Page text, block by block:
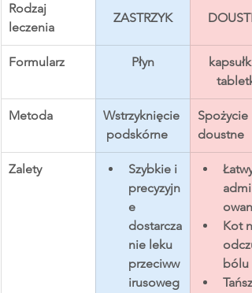
Rodzaj
leczenia
ZASTRZYK
Formularz Płyn
tabletki
Metoda
Wstrzyknięcie
podskórne
Spożycie
doustne​
Zalety
Szybkie i
precyzyjn
e
dostarcza
nie leku
przeciww
irusoweg
Kot
bólu